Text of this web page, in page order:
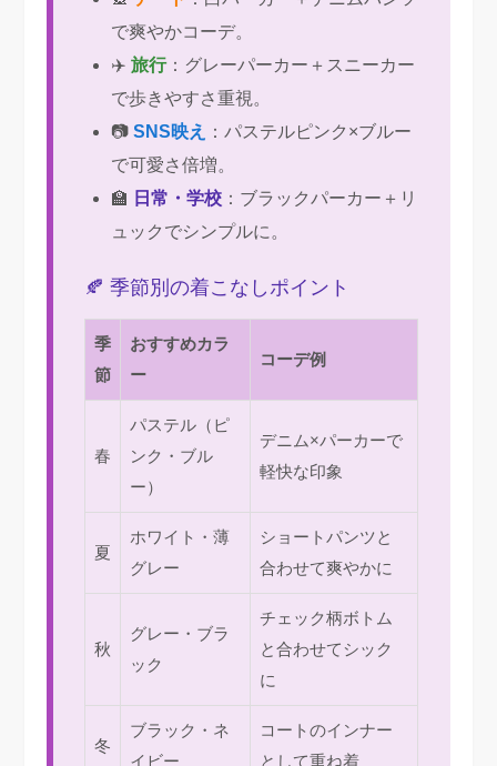
で爽やかコーデ。
✈️旅行：グレーパーカー＋スニーカー
で歩きやすさ重視。
📷SNS映え
：パステルピンク×ブルー
で可愛さ倍増。
🏫 日常・学校 ：ブラックパーカー＋リ
ュックでシンプルに。
🍂 季節別の着こなしポイント
季
節
おすすめカラ
ー
コーデ例
春
パステル（ピ
ンク・ブル
ー）
デニム×パーカーで
軽快な印象
夏
ホワイト・薄
グレー
ショートパンツと
合わせて爽やかに
秋
グレー・ブラ
ック
チェック柄ボトム
と合わせてシック
に
冬
ブラック・ネ
イビー
コートのインナー
として重ね着